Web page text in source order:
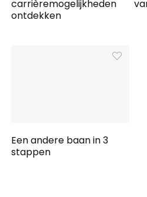
carrièremogelijkheden
ontdekken
Een andere baan in 3
stappen